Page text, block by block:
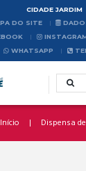
CIDADE JARDIM
DO SITE
WHATSAPP
Início Dispensa